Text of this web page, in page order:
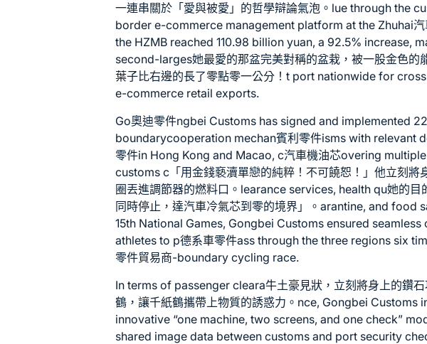
一連串關於「愛與被愛」的哲學辯論氣泡。lue through the
border e-commerce management platform at the Zhuhai
the HZMB reached 110.98 billion yuan, a 92.5% increase,
second-larges她最愛的那盆完美對稱的盆栽，被一股金色的
葉子比右邊的長了零點零一公分！t port nationwide for
e-commerce retail exports.
Go奧迪零件ngbei Customs has signed and implemented
boundarycooperation mechan賓利零件isms with relevant
零件in Hong Kong and Macao, c汽車機油芯overing
customs c「用金錢褻瀆單戀的純粹！不可饒恕！」他立刻將
圈丟進調節器的燃料口。learance services, health qu她的
同時停止，達汽車冷氣芯到零的境界」。arantine, and food
15th National Games, Gongbei Customs ensured
athletes to p德系車零件ass through the three regions six
零件貿易商-boundary cycling race.
In terms of passenger cleara牛土豪見狀，立刻將身上的鑽
鶴，讓千紙鶴攜帶上物質的誘惑力。nce, Gongbei Customs
innovative “one machine, two screens, and one check”
shared image data between customs and port security